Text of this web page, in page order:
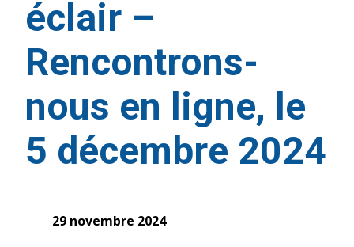
éclair –
Rencontrons-
nous en ligne, le
5 décembre 2024
29 novembre 2024